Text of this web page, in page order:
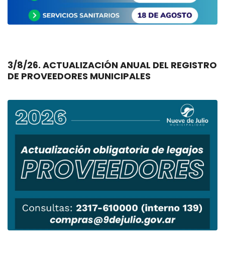
3/8/26. ACTUALIZACIÓN ANUAL DEL REGISTRO
DE PROVEEDORES MUNICIPALES